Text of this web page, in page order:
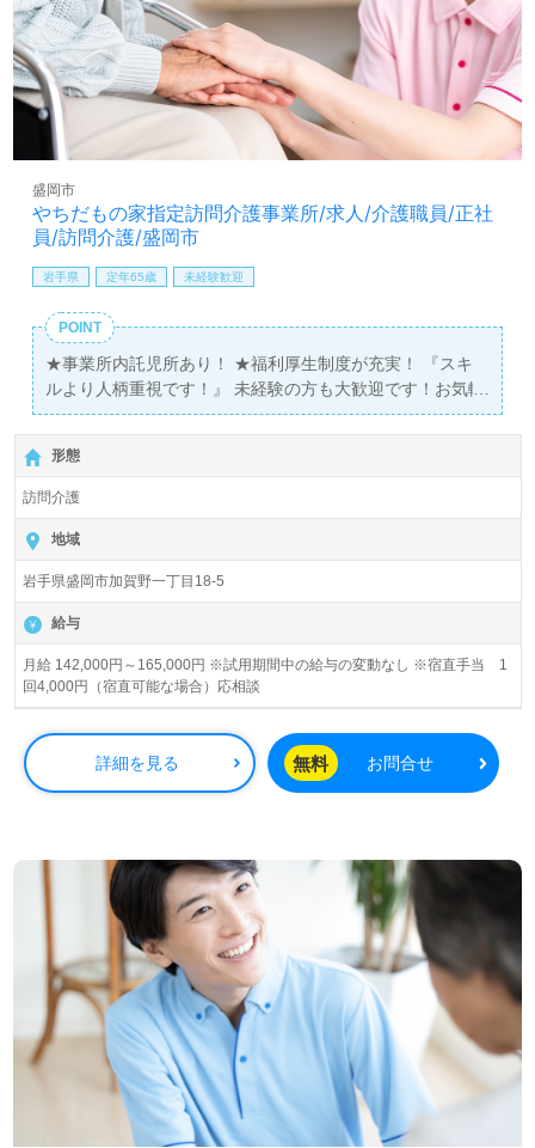
やちだもの家指定訪問介護事業所/求人/介護職員/正社
員/訪問介護/盛岡市
盛岡市
岩手県 定年65歳 未経験歓迎
POINT
★事業所内託児所あり！ ★福利厚生制度が充実！ 『スキ
ルより人柄重視です！』 未経験の方も大歓迎です！お気軽
にご応募下さい！
形態
訪問介護
地域
岩手県盛岡市加賀野一丁目18-5
給与
月給 142,000円～165,000円 ※試用期間中の給与の変動なし ※宿直手当 1
回4,000円（宿直可能な場合）応相談
詳細を見る 無料 お問合せ